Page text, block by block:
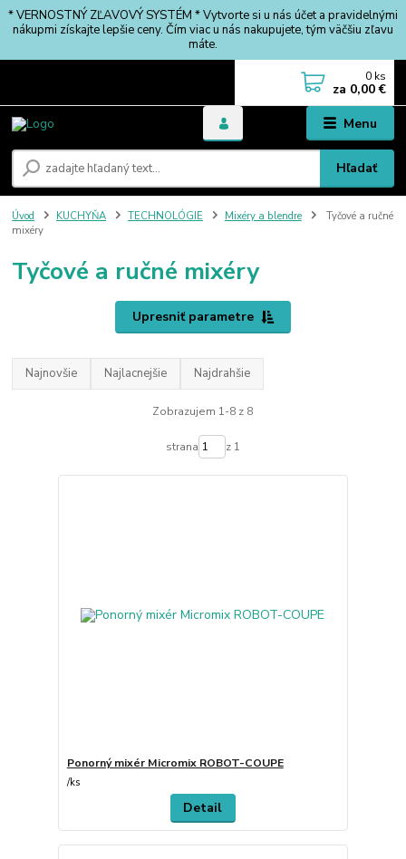
* VERNOSTNÝ ZĽAVOVÝ SYSTÉM * Vytvorte si u nás účet a pravidelnými
nákupmi získajte lepšie ceny. Čím viac u nás nakupujete, tým väčšiu zľavu
máte.
Menu
Hľadať
0 ks
za 0,00 €
Úvod KUCHYŇA TECHNOLÓGIE Mixéry a blendre
Tyčové a ručné
mixéry
Tyčové a ručné mixéry
Upresniť parametre
Najnovšie Najlacnejšie Najdrahšie
Zobrazujem 1-8 z 8
strana z 1
Ponorný mixér Micromix ROBOT-COUPE
/ks
Detail